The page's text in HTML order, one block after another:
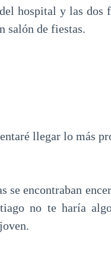
hospital y las dos
salón de fiestas.
llegar lo más
se encontraban
no te haría